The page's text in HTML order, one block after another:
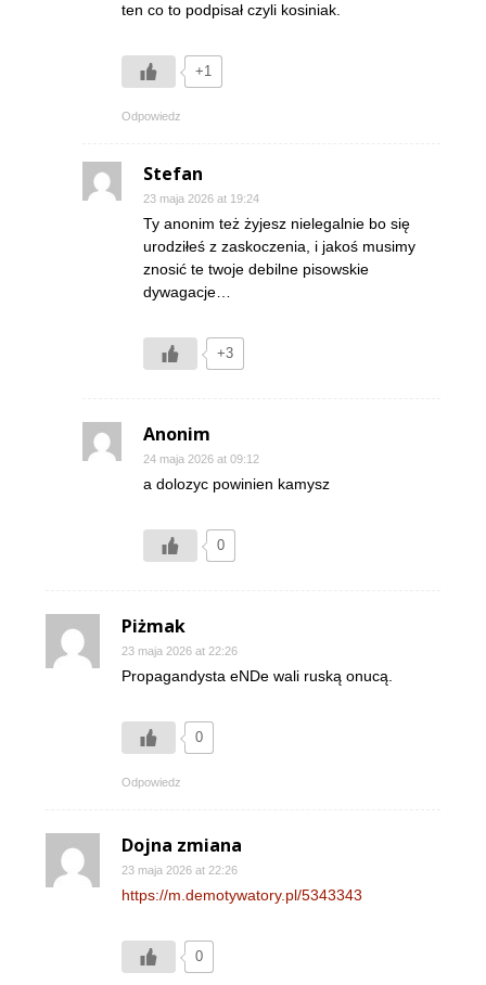
ten co to podpisał czyli kosiniak.
+1
Odpowiedz
Stefan
23 maja 2026 at 19:24
Ty anonim też żyjesz nielegalnie bo się
urodziłeś z zaskoczenia, i jakoś musimy
znosić te twoje debilne pisowskie
dywagacje…
+3
Anonim
24 maja 2026 at 09:12
a dolozyc powinien kamysz
0
Piżmak
23 maja 2026 at 22:26
Propagandysta eNDe wali ruską onucą.
0
Odpowiedz
Dojna zmiana
23 maja 2026 at 22:26
https://m.demotywatory.pl/5343343
0